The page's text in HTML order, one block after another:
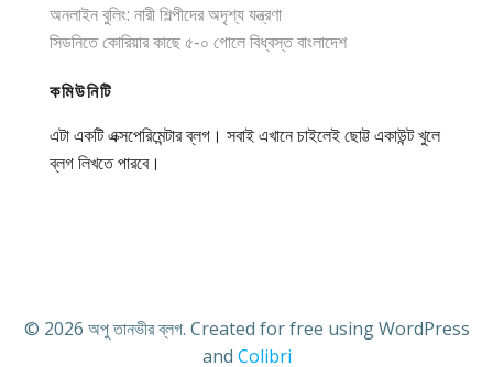
অনলাইন বুলিং: নারী শিল্পীদের অদৃশ্য যন্ত্রণা
সিডনিতে কোরিয়ার কাছে ৫-০ গোলে বিধ্বস্ত বাংলাদেশ
কমিউনিটি
এটা একটি এক্সপেরিমেন্টার ব্লগ। সবাই এখানে চাইলেই ছোট্ট একাউন্ট খুলে
ব্লগ লিখতে পারবে।
© 2026 অপু তানভীর ব্লগ. Created for free using WordPress
and Colibri